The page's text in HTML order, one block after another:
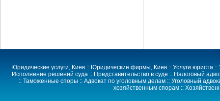
Юридические услуги, Киев :: Юридические фирмы, Киев :: Услуги юриста::
Исполнение решений суда :: Представительство в суде :: Налоговый
:: Таможенные споры :: Адвокат по уголовным делам :: Уголовный
хозяйственным спорам::